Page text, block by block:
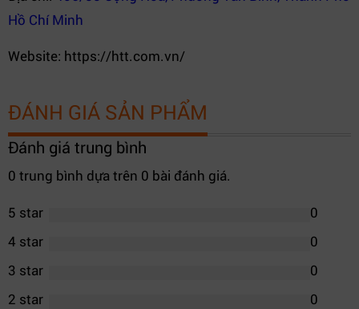
Hồ Chí Minh
Website: https://htt.com.vn/
ĐÁNH GIÁ SẢN PHẨM
Đánh giá trung bình
0 trung bình dựa trên 0 bài đánh giá.
5 star
0
4 star
0
3 star
0
2 star
0